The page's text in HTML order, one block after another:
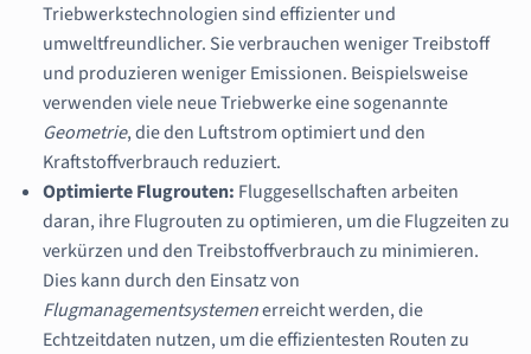
Triebwerkstechnologien sind effizienter und
umweltfreundlicher. Sie verbrauchen weniger Treibstoff
und produzieren weniger Emissionen. Beispielsweise
verwenden viele neue Triebwerke eine sogenannte
Geometrie, die den Luftstrom optimiert und den
Kraftstoffverbrauch reduziert.
Optimierte Flugrouten: Fluggesellschaften arbeiten
daran, ihre Flugrouten zu optimieren, um die Flugzeiten zu
verkürzen und den Treibstoffverbrauch zu minimieren.
Dies kann durch den Einsatz von
Flugmanagementsystemenerreicht werden, die
Echtzeitdaten nutzen, um die effizientesten Routen zu